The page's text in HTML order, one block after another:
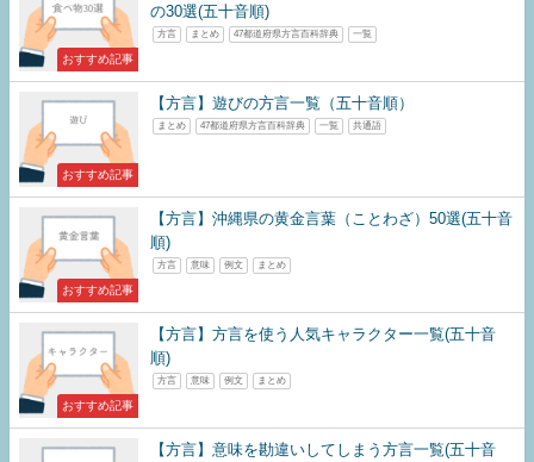
おすすめ記事
の30選(五十音順)
方言 まとめ 47都道府県方言百科辞典 一覧
おすすめ記事
【方言】遊びの方言一覧（五十音順）
まとめ 47都道府県方言百科辞典 一覧 共通語
おすすめ記事
【方言】沖縄県の黄金言葉（ことわざ）50選(五十音
順)
方言 意味 例文 まとめ
おすすめ記事
【方言】方言を使う人気キャラクター一覧(五十音
順)
方言 意味 例文 まとめ
【方言】意味を勘違いしてしまう方言一覧(五十音